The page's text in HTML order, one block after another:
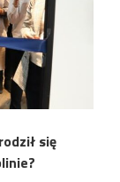
się